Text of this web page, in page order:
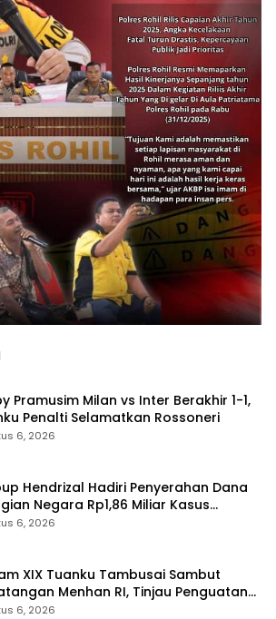
Pramusim Milan vs Inter Berakhir 1-1,
Penalti Selamatkan Rossoneri
6, 2026
Hendrizal Hadiri Penyerahan Dana
Negara Rp1,86 Miliar Kasus
BPR Indra Arta
6, 2026
XIX Tuanku Tambusai Sambut
Menhan RI, Tinjau Penguatan
TP di Bengkalis dan Kampar
6, 2026